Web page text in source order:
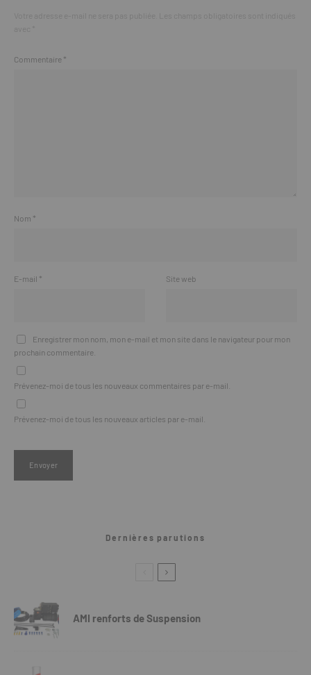
Commentaire *
Nom *
E-mail * Site web
Enregistrer mon nom, mon e-mail et mon site dans le navigateur pour mon
prochain commentaire.
Prévenez-moi de tous les nouveaux commentaires par e-mail.
Prévenez-moi de tous les nouveaux articles par e-mail.
Dernières parutions
AMI renforts de Suspension